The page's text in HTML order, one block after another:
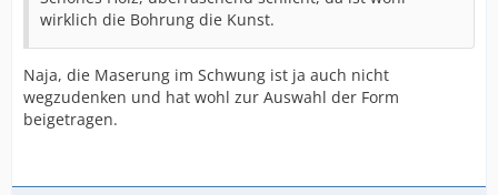
wirklich die Bohrung die Kunst.
Naja, die Maserung im Schwung ist ja auch nicht
wegzudenken und hat wohl zur Auswahl der Form
beigetragen.